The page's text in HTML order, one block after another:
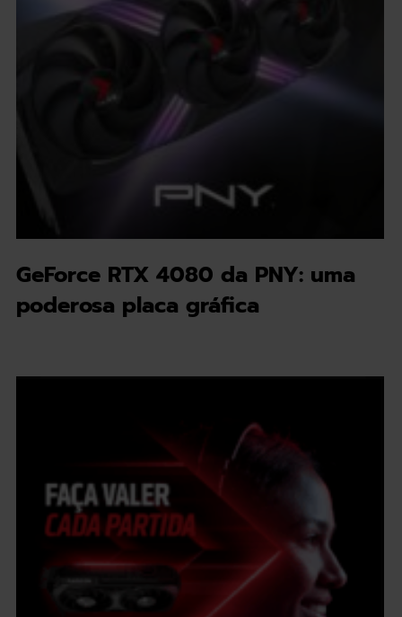
GeForce RTX 4080 da PNY: uma
poderosa placa gráfica